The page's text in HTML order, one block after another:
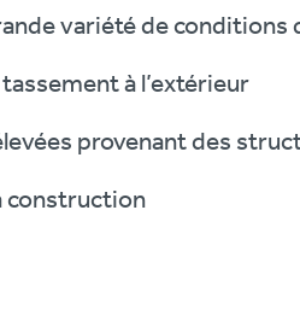
variété de conditions
à l’extérieur
provenant des
construction